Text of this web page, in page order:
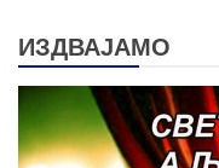
ИЗДВАЈАМО